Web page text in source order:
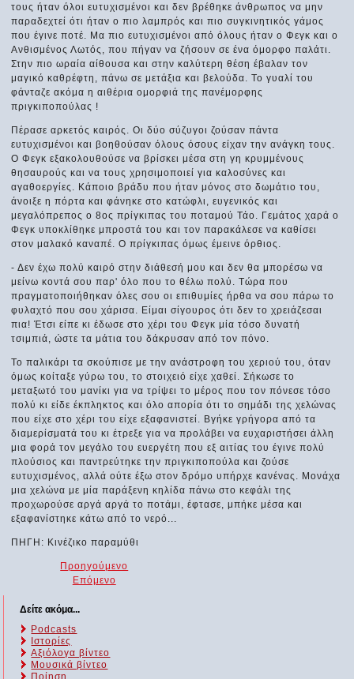
τους ήταν όλοι ευτυχισμένοι και δεν βρέθηκε άνθρωπος να μην
παραδεχτεί ότι ήταν ο πιο λαμπρός και πιο συγκινητικός γάμος
που έγινε ποτέ. Μα πιο ευτυχισμένοι από όλους ήταν ο Φεγκ και ο
Ανθισμένος Λωτός, που πήγαν να ζήσουν σε ένα όμορφο παλάτι.
Στην πιο ωραία αίθουσα και στην καλύτερη θέση έβαλαν τον
μαγικό καθρέφτη, πάνω σε μετάξια και βελούδα. Το γυαλί του
φάνταζε ακόμα η αιθέρια ομορφιά της πανέμορφης
πριγκιποπούλας !
Πέρασε αρκετός καιρός. Οι δύο σύζυγοι ζούσαν πάντα
ευτυχισμένοι και βοηθούσαν όλους όσους είχαν την ανάγκη τους.
Ο Φεγκ εξακολουθούσε να βρίσκει μέσα στη γη κρυμμένους
θησαυρούς και να τους χρησιμοποιεί για καλοσύνες και
αγαθοεργίες. Κάποιο βράδυ που ήταν μόνος στο δωμάτιο του,
άνοιξε η πόρτα και φάνηκε στο κατώφλι, ευγενικός και
μεγαλόπρεπος ο 8ος πρίγκιπας του ποταμού Τάο. Γεμάτος χαρά ο
Φεγκ υποκλίθηκε μπροστά του και τον παρακάλεσε να καθίσει
στον μαλακό καναπέ. Ο πρίγκιπας όμως έμεινε όρθιος.
- Δεν έχω πολύ καιρό στην διάθεσή μου και δεν θα μπορέσω να
μείνω κοντά σου παρ' όλο που το θέλω πολύ. Τώρα που
πραγματοποιήθηκαν όλες σου οι επιθυμίες ήρθα να σου πάρω το
φυλαχτό που σου χάρισα. Είμαι σίγουρος ότι δεν το χρειάζεσαι
πια! Έτσι είπε κι έδωσε στο χέρι του Φεγκ μία τόσο δυνατή
τσιμπιά, ώστε τα μάτια του δάκρυσαν από τον πόνο.
Το παλικάρι τα σκούπισε με την ανάστροφη του χεριού του, όταν
όμως κοίταξε γύρω του, το στοιχειό είχε χαθεί. Σήκωσε το
μεταξωτό του μανίκι για να τρίψει το μέρος που τον πόνεσε τόσο
πολύ κι είδε έκπληκτος και όλο απορία ότι το σημάδι της χελώνας
που είχε στο χέρι του είχε εξαφανιστεί. Βγήκε γρήγορα από τα
διαμερίσματά του κι έτρεξε για να προλάβει να ευχαριστήσει άλλη
μια φορά τον μεγάλο του ευεργέτη που εξ αιτίας του έγινε πολύ
πλούσιος και παντρεύτηκε την πριγκιποπούλα και ζούσε
ευτυχισμένος, αλλά ούτε έξω στον δρόμο υπήρχε κανένας. Μονάχα
μια χελώνα με μία παράξενη κηλίδα πάνω στο κεφάλι της
προχωρούσε αργά αργά το ποτάμι, έφτασε, μπήκε μέσα και
εξαφανίστηκε κάτω από το νερό...
ΠΗΓΗ: Kινέζικο παραμύθι
Προηγούμενο
Επόμενο
Δείτε ακόμα...
Podcasts
Ιστορίες
Αξιόλογα βίντεο
Μουσικά βίντεο